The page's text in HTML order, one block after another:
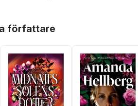
författare